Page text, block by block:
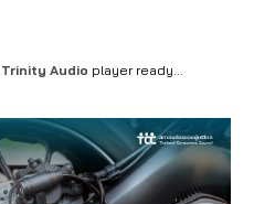
Trinity Audio player ready...